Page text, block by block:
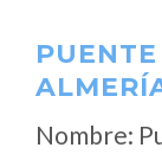
Nombre: